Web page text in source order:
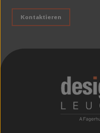
Kontaktieren